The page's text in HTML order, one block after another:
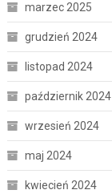
marzec 2025
grudzień 2024
listopad 2024
październik 2024
wrzesień 2024
maj 2024
kwiecień 2024